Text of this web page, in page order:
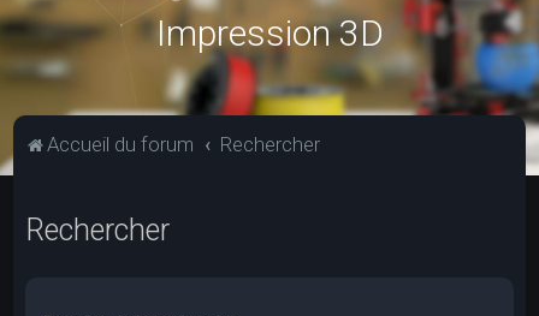
Impression 3D
Accueil du forum Rechercher
Rechercher